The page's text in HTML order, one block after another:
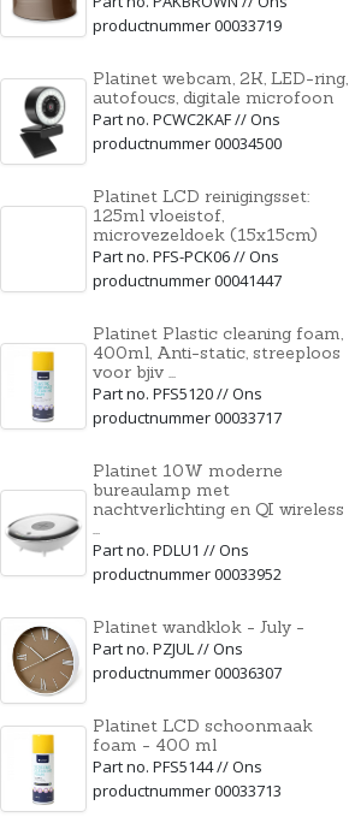
productnummer 00033719
Platinet webcam, 2K, LED-ring,
autofoucs, digitale microfoon
Part no. PCWC2KAF // Ons
productnummer 00034500
Platinet LCD reinigingsset:
125ml vloeistof,
microvezeldoek (15x15cm)
Part no. PFS-PCK06 // Ons
productnummer 00041447
Platinet Plastic cleaning foam,
400ml, Anti-static, streeploos
voor bjiv ...
Part no. PFS5120 // Ons
productnummer 00033717
Platinet 10W moderne
bureaulamp met
nachtverlichting en QI wireless
...
Part no. PDLU1 // Ons
productnummer 00033952
Platinet wandklok - July -
Part no. PZJUL // Ons
productnummer 00036307
Platinet LCD schoonmaak
foam - 400 ml
Part no. PFS5144 // Ons
productnummer 00033713